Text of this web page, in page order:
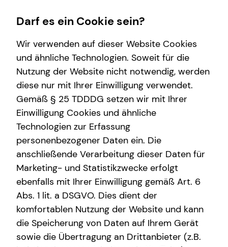
Wissenswertes
Über tecis
Service
Kundenportal
Schadenabwicklung
Finanzberatung
Videoberatung
Spezialisten-Netzwerk
Investment
Kapitalanlage Immobilien
Altersvorsorge
Arbeitskraftabsicherung
Karriere-Infos
Karrierechancen
Initiativbewerbung
Michael Bauer
Sales Consultant
Anrede
Titel
Vorname
Nachname
Darf es ein Cookie sein?
Wir verwenden auf dieser Website Cookies
und ähnliche Technologien. Soweit für die
Nutzung der Website nicht notwendig, werden
diese nur mit Ihrer Einwilligung verwendet.
Gemäß § 25 TDDDG setzen wir mit Ihrer
Einwilligung Cookies und ähnliche
Technologien zur Erfassung
personenbezogener Daten ein. Die
anschließende Verarbeitung dieser Daten für
Marketing- und Statistikzwecke erfolgt
ebenfalls mit Ihrer Einwilligung gemäß Art. 6
Abs. 1 lit. a DSGVO. Dies dient der
komfortablen Nutzung der Website und kann
die Speicherung von Daten auf Ihrem Gerät
sowie die Übertragung an Drittanbieter (z.B.